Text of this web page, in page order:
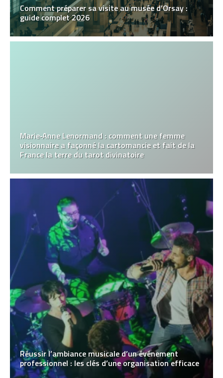
Comment préparer sa visite au musée d’Orsay :
guide complet 2026
Marie‑Anne Lenormand : comment une femme
visionnaire a façonné la cartomancie et fait de la
France la terre du tarot divinatoire
Réussir l’ambiance musicale d’un événement
professionnel : les clés d’une organisation efficace